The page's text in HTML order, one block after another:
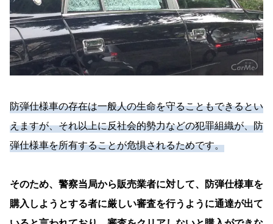
防弾仕様車の存在は一般人の生命を守ることもできるとい
えますが、それ以上に反社会的勢力などの犯罪組織が、防
弾仕様車を所有することが危惧されるためです。
そのため、警察当局から販売業者に対して、防弾仕様車を
購入しようとする者に厳しい審査を行うように通達が出て